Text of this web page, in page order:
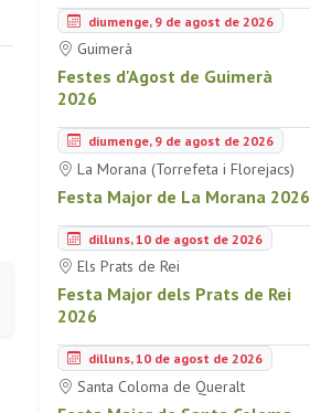
diumenge, 9 de agost de 2026
Guimerà
Festes d'Agost de Guimerà
2026
diumenge, 9 de agost de 2026
La Morana (Torrefeta i Florejacs)
Festa Major de La Morana 2026
dilluns, 10 de agost de 2026
Els Prats de Rei
Festa Major dels Prats de Rei
2026
dilluns, 10 de agost de 2026
Santa Coloma de Queralt